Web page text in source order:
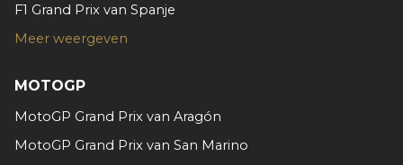
F1 Grand Prix van Spanje
Meer weergeven
MOTOGP
MotoGP Grand Prix van Aragón
MotoGP Grand Prix van San Marino